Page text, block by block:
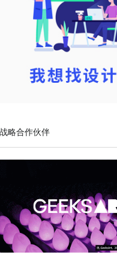
略合作伙伴